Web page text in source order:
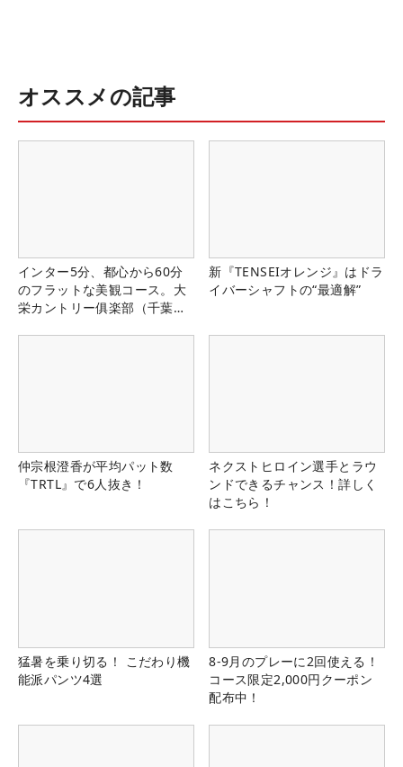
オススメの記事
インター5分、都心から60分
のフラットな美観コース。大
栄カントリー俱楽部（千葉
新『TENSEIオレンジ』はドラ
イバーシャフトの“最適解”
仲宗根澄香が平均パット数
『TRTL』で6人抜き！
ネクストヒロイン選手とラウ
ンドできるチャンス！詳しく
はこちら！
猛暑を乗り切る！ こだわり機
能派パンツ4選
8-9月のプレーに2回使える！
コース限定2,000円クーポン
配布中！